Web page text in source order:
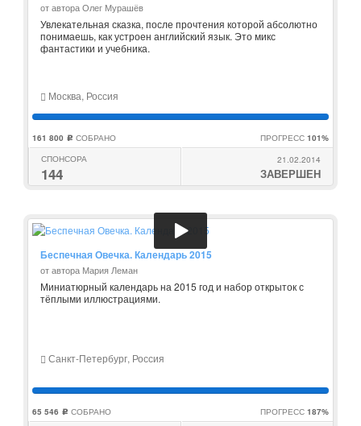
от автора Олег Мурашёв
Увлекательная сказка, после прочтения которой абсолютно
понимаешь, как устроен английский язык. Это микс
фантастики и учебника.
Москва, Россия
161 800 c СОБРАНО ПРОГРЕСС 101%
СПОНСОРА
144
21.02.2014
ЗАВЕРШЕН
Беспечная Овечка. Календарь 2015
от автора Мария Леман
Миниатюрный календарь на 2015 год и набор открыток с
тёплыми иллюстрациями.
Санкт-Петербург, Россия
65 546 c СОБРАНО ПРОГРЕСС 187%